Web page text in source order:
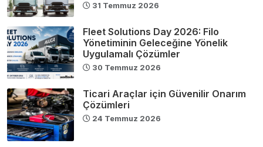
31 Temmuz 2026
Fleet Solutions Day 2026: Filo
Yönetiminin Geleceğine Yönelik
Uygulamalı Çözümler
30 Temmuz 2026
Ticari Araçlar için Güvenilir Onarım
Çözümleri
24 Temmuz 2026